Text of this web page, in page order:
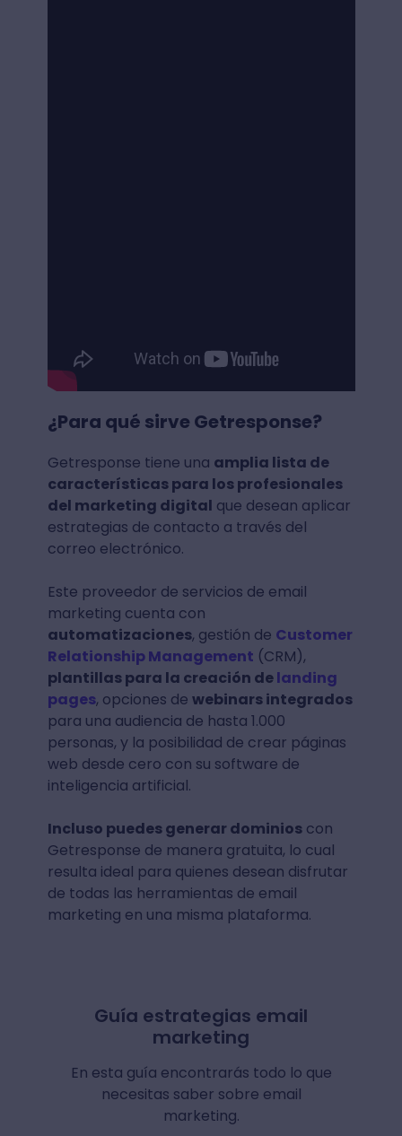
¿Para qué sirve Getresponse?
Getresponse tiene una amplia lista de
características para los profesionales
del marketing digital que desean aplicar
estrategias de contacto a través del
correo electrónico.
Este proveedor de servicios de email
marketing cuenta con
automatizaciones, gestión de Customer
Relationship Management (CRM),
plantillas para la creación delanding
pages, opciones de webinars integrados
para una audiencia de hasta 1.000
personas, y la posibilidad de crear páginas
web desde cero con su software de
inteligencia artificial.
Incluso puedes generar dominioscon
Getresponse de manera gratuita, lo cual
resulta ideal para quienes desean disfrutar
de todas las herramientas de email
marketing en una misma plataforma.
Guía estrategias email
marketing
En esta guía encontrarás todo lo que
necesitas saber sobre email
marketing.